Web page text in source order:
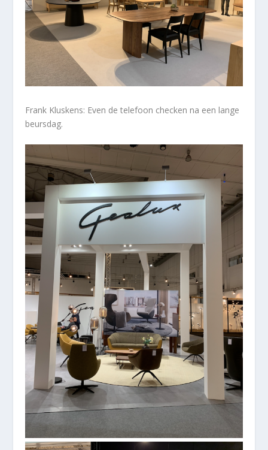
Frank Kluskens: Even de telefoon checken na een lange
beursdag.